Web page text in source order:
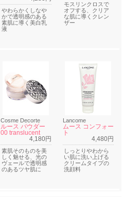
やわらかくしなや
かで透明感のある
素肌に導く美白乳
液
モスリンクロスで
オフする、クリア
な肌に導くクレン
ザー
Cosme Decorte
ルース パウダー
00 translucent
4,180円
素肌そのものを美
しく魅せる、光の
ヴェールで透明感
のあるツヤ肌に
Lancome
ムース コンフォー
ト
4,480円
しっとりやわから
い肌に洗い上げる
クリームタイプの
洗顔料